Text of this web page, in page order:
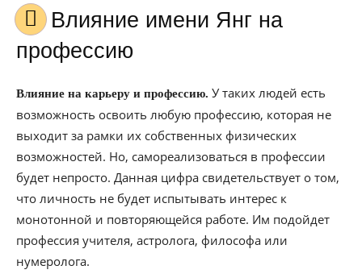
Влияние имени Янг на
профессию
Влияние на карьеру и профессию. У таких людей есть
возможность освоить любую профессию, которая не
выходит за рамки их собственных физических
возможностей. Но, самореализоваться в профессии
будет непросто. Данная цифра свидетельствует о том,
что личность не будет испытывать интерес к
монотонной и повторяющейся работе. Им подойдет
профессия учителя, астролога, философа или
нумеролога.